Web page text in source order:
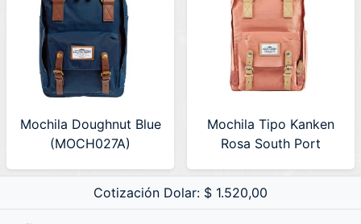
Mochila Doughnut Blue
(MOCH027A)
Mochila Tipo Kanken
Rosa South Port
Cotización Dolar: $ 1.520,00